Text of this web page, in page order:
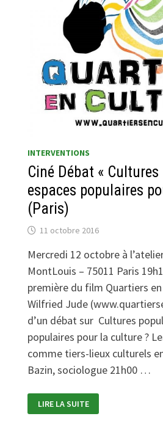
INTERVENTIONS
Ciné Débat «
espaces populaires
(Paris)
11 octobre 2016
Mercredi 12 octobre à
MontLouis – 75011 Paris
première du film Quartiers
Wilfried Jude
d’un débat sur Cultures
populaires pour la culture ?
comme tiers-lieux culturels
Bazin, sociologue 21h00 …
DÉBAT
« CULTURES
LIRE LA SUITE